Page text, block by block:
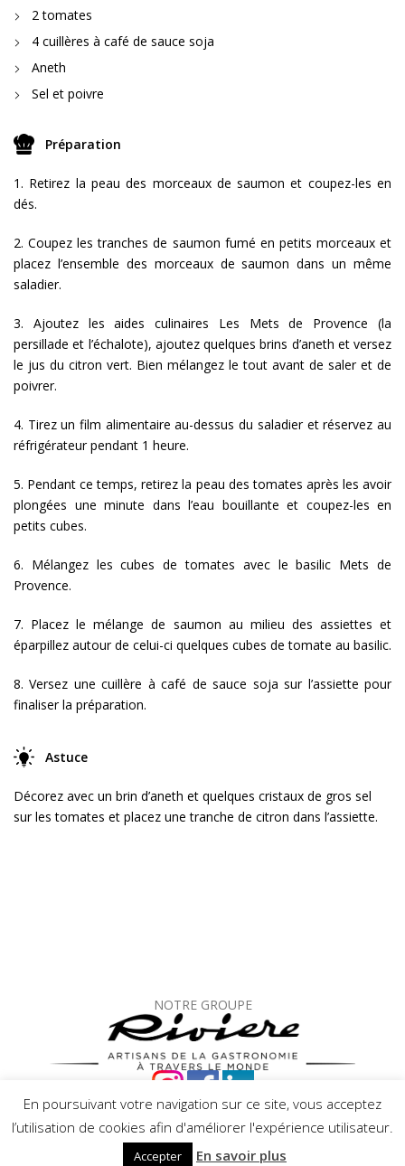
2 tomates
4 cuillères à café de sauce soja
Aneth
Sel et poivre
Préparation
1. Retirez la peau des morceaux de saumon et coupez-les en
dés.
2. Coupez les tranches de saumon fumé en petits morceaux et
placez l’ensemble des morceaux de saumon dans un même
saladier.
3. Ajoutez les aides culinaires Les Mets de Provence (la
persillade et l’échalote), ajoutez quelques brins d’aneth et versez
le jus du citron vert. Bien mélangez le tout avant de saler et de
poivrer.
4. Tirez un film alimentaire au-dessus du saladier et réservez au
réfrigérateur pendant 1 heure.
5. Pendant ce temps, retirez la peau des tomates après les avoir
plongées une minute dans l’eau bouillante et coupez-les en
petits cubes.
6. Mélangez les cubes de tomates avec le basilic Mets de
Provence.
7. Placez le mélange de saumon au milieu des assiettes et
éparpillez autour de celui-ci quelques cubes de tomate au basilic.
8. Versez une cuillère à café de sauce soja sur l’assiette pour
finaliser la préparation.
Astuce
Décorez avec un brin d’aneth et quelques cristaux de gros sel
sur les tomates et placez une tranche de citron dans l’assiette.
NOTRE GROUPE
© Mets de Provence – Mentions légales – Protection des
données
En poursuivant votre navigation sur ce site, vous acceptez
l’utilisation de cookies afin d'améliorer l'expérience utilisateur.
Accepter En savoir plus